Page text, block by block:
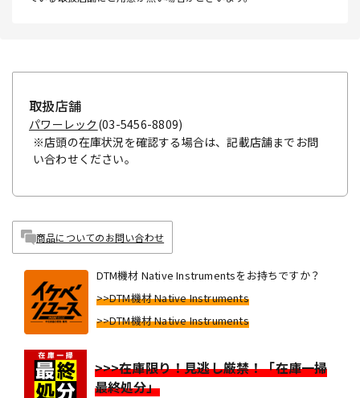
取扱店舗
パワーレック (03-5456-8809)
※店頭の在庫状況を確認する場合は、記載店舗までお問
い合わせください。
商品についてのお問い合わせ
DTM機材 Native Instrumentsをお持ちですか？
>>DTM機材 Native Instruments
>>DTM機材 Native Instruments
>>>在庫限り！見逃し厳禁！「在庫一掃
最終処分」